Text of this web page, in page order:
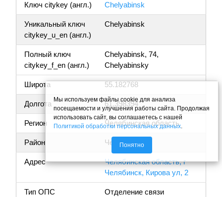
Ключ citykey (англ.) Chelyabinsk
Уникальный ключ
citykey_u_en (англ.)
Chelyabinsk
Полный ключ
citykey_f_en (англ.)
Chelyabinsk, 74,
Chelyabinsky
Широта 55.182768
Долгота 61.398394
Регион Челябинская область
Район Челябинский
Адрес
Челябинская область, г
Челябинск, Кирова ул, 2
Тип ОПС Отделение связи
Мы используем файлы cookie для анализа
посещаемости и улучшения работы сайта. Продолжая
использовать сайт, вы соглашаетесь с нашей
Политикой обработки персональных данных
Понятно